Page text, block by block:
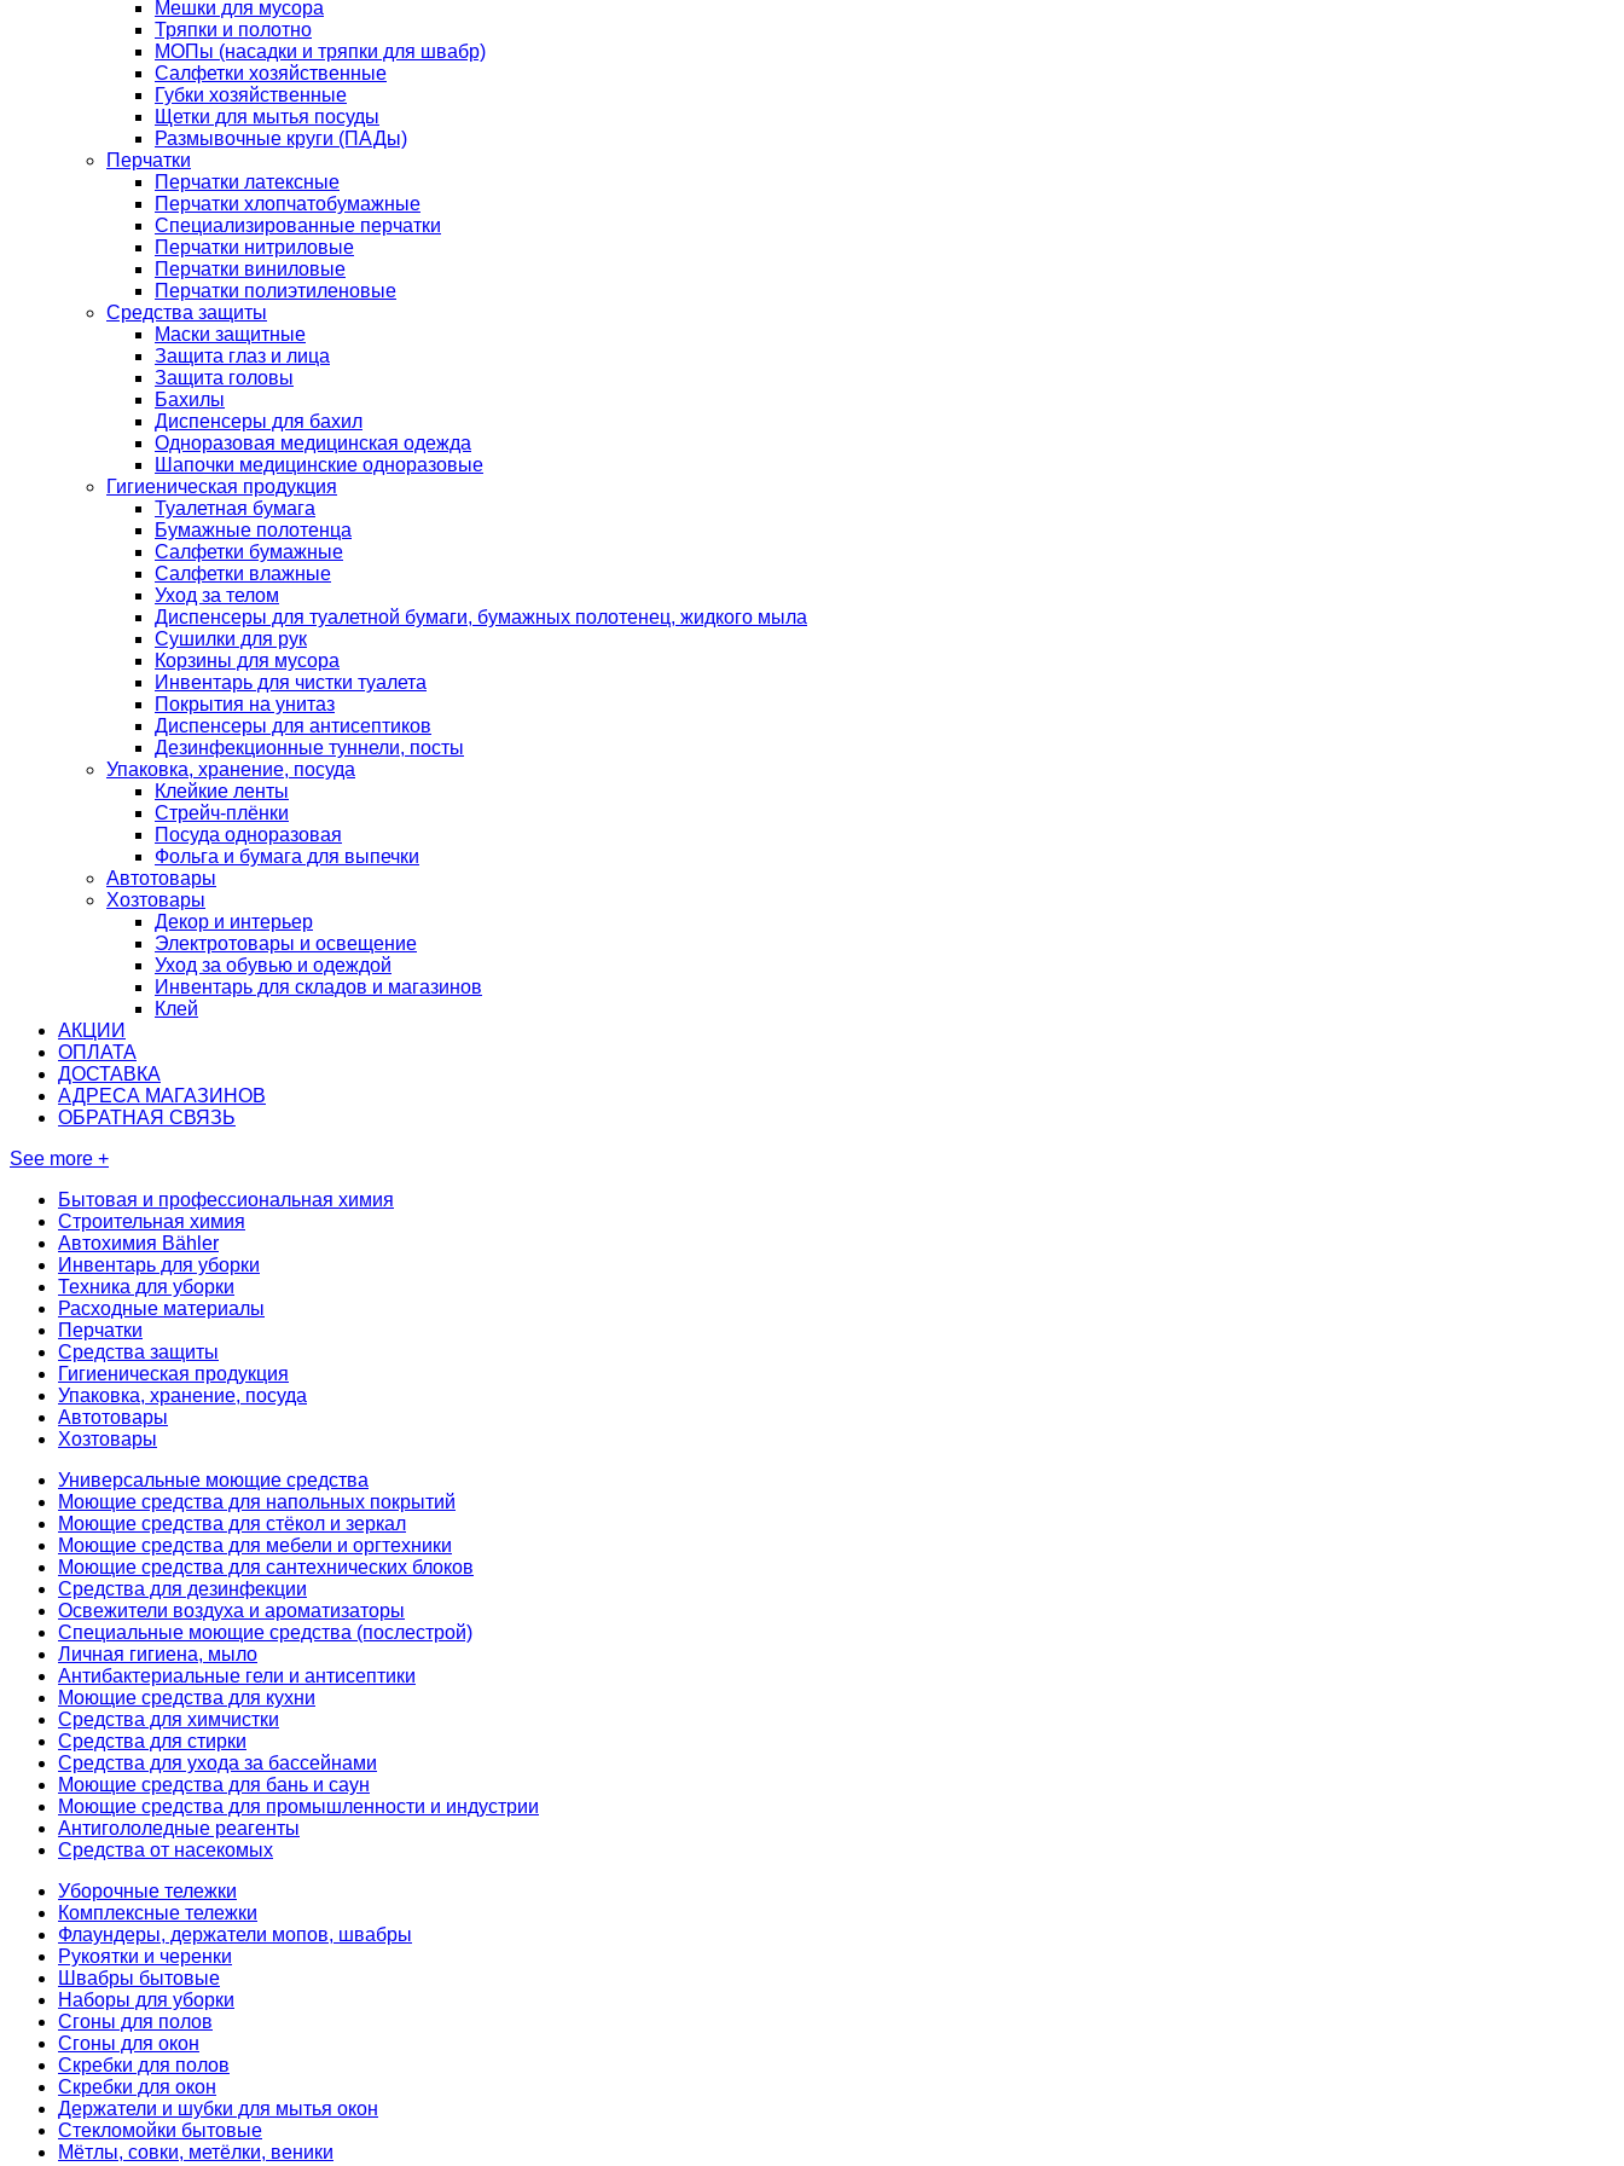
Мешки для мусора
Тряпки и полотно
МОПы (насадки и тряпки для швабр)
Салфетки хозяйственные
Губки хозяйственные
Щетки для мытья посуды
Размывочные круги (ПАДы)
Перчатки
Перчатки латексные
Перчатки хлопчатобумажные
Специализированные перчатки
Перчатки нитриловые
Перчатки виниловые
Перчатки полиэтиленовые
Средства защиты
Маски защитные
Защита глаз и лица
Защита головы
Бахилы
Диспенсеры для бахил
Одноразовая медицинская одежда
Шапочки медицинские одноразовые
Гигиеническая продукция
Туалетная бумага
Бумажные полотенца
Салфетки бумажные
Салфетки влажные
Уход за телом
Диспенсеры для туалетной бумаги, бумажных полотенец, жидкого мыла
Сушилки для рук
Корзины для мусора
Инвентарь для чистки туалета
Покрытия на унитаз
Диспенсеры для антисептиков
Дезинфекционные туннели, посты
Упаковка, хранение, посуда
Клейкие ленты
Стрейч-плёнки
Посуда одноразовая
Фольга и бумага для выпечки
Автотовары
Хозтовары
Декор и интерьер
Электротовары и освещение
Уход за обувью и одеждой
Инвентарь для складов и магазинов
Клей
АКЦИИ
ОПЛАТА
ДОСТАВКА
АДРЕСА МАГАЗИНОВ
ОБРАТНАЯ СВЯЗЬ
See more +
Бытовая и профессиональная химия
Строительная химия
Автохимия Bähler
Инвентарь для уборки
Техника для уборки
Расходные материалы
Перчатки
Средства защиты
Гигиеническая продукция
Упаковка, хранение, посуда
Автотовары
Хозтовары
Универсальные моющие средства
Моющие средства для напольных покрытий
Моющие средства для стёкол и зеркал
Моющие средства для мебели и оргтехники
Моющие средства для сантехнических блоков
Средства для дезинфекции
Освежители воздуха и ароматизаторы
Специальные моющие средства (послестрой)
Личная гигиена, мыло
Антибактериальные гели и антисептики
Моющие средства для кухни
Средства для химчистки
Средства для стирки
Средства для ухода за бассейнами
Моющие средства для бань и саун
Моющие средства для промышленности и индустрии
Антигололедные реагенты
Средства от насекомых
Уборочные тележки
Комплексные тележки
Флаундеры, держатели мопов, швабры
Рукоятки и черенки
Швабры бытовые
Наборы для уборки
Сгоны для полов
Сгоны для окон
Скребки для полов
Скребки для окон
Держатели и шубки для мытья окон
Стекломойки бытовые
Мётлы, совки, метёлки, веники